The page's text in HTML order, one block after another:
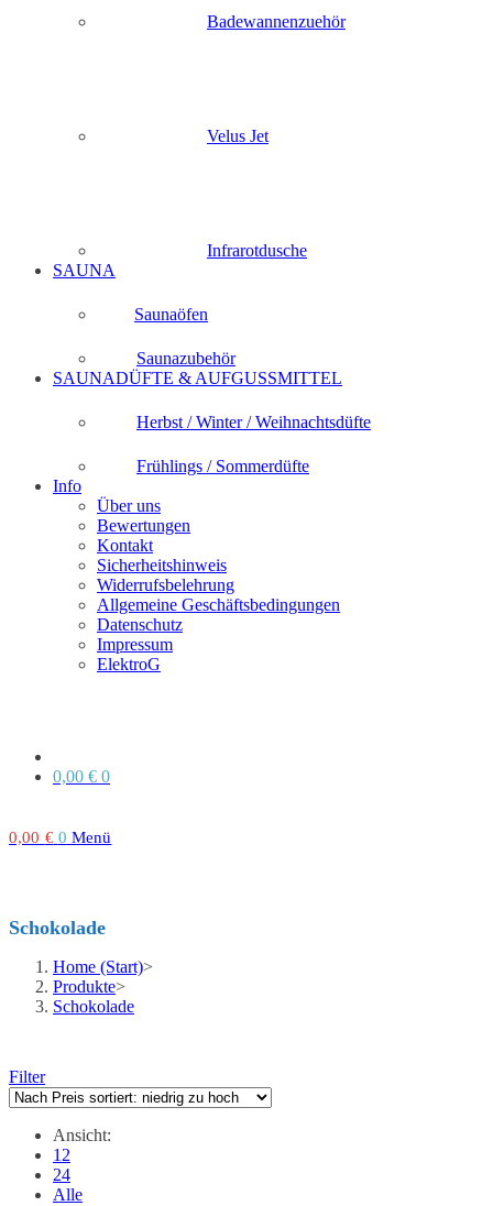
Badewannenzuehör
Velus Jet
Infrarotdusche
SAUNA
Saunaöfen
Saunazubehör
SAUNADÜFTE & AUFGUSSMITTEL
Herbst / Winter / Weihnachtsdüfte
Frühlings / Sommerdüfte
Info
Über uns
Bewertungen
Kontakt
Sicherheitshinweis
Widerrufsbelehrung
Allgemeine Geschäftsbedingungen
Datenschutz
Impressum
ElektroG
0,00 € 0
0,00 € 0 Menü
Schokolade
Home (Start)>
Produkte>
Schokolade
Filter
Ansicht:
12
24
Alle